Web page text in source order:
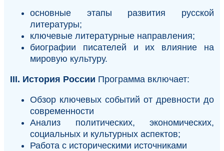
основные этапы развития русской
литературы;
ключевые литературные направления;
биографии писателей и их влияние на
мировую культуру.
III. История России Программа включает:
Обзор ключевых событий от древности до
современности
Анализ политических, экономических,
социальных и культурных аспектов;
Работа с историческими источниками